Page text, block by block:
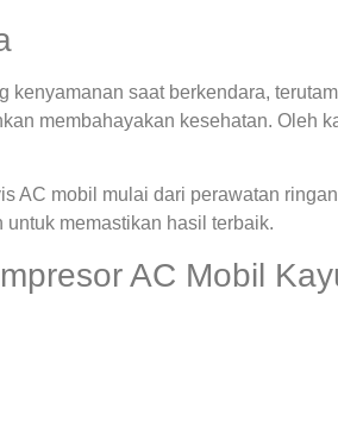
saat berkendara,
membahayakan kesehatan. Oleh
AC mobil mulai dari perawatan
memastikan hasil terbaik.
AC Mobil